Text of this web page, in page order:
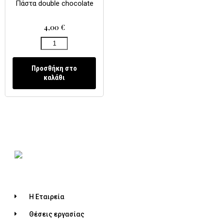
Πάστα double chocolate
4,00 €
Προσθήκη στο
καλάθι
Η Εταιρεία
Θέσεις εργασίας